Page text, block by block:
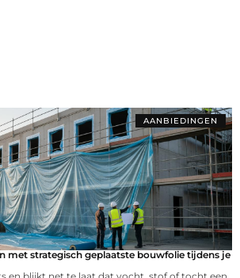
AANBIEDINGEN
met strategisch geplaatste bouwfolie tijdens je